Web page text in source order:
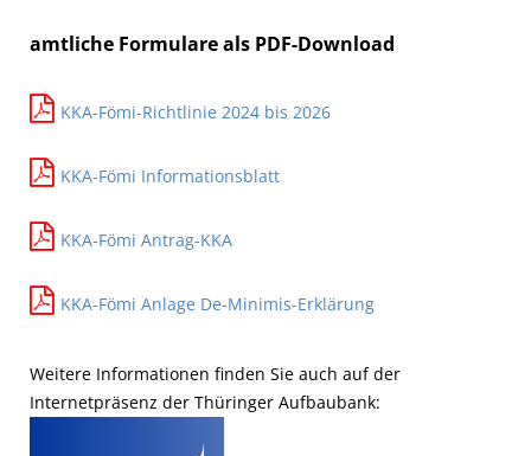
amtliche Formulare als PDF-Download
KKA-Fömi-Richtlinie 2024 bis 2026
KKA-Fömi Informationsblatt
KKA-Fömi Antrag-KKA
KKA-Fömi Anlage De-Minimis-Erklärung
Weitere Informationen finden Sie auch auf der
Internetpräsenz der Thüringer Aufbaubank: